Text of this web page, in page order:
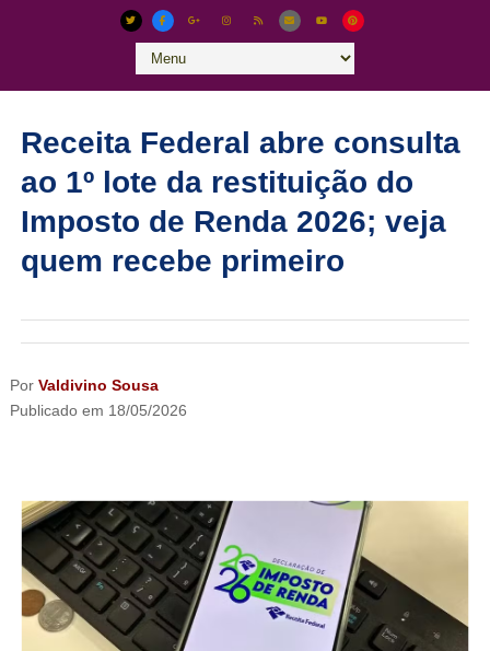
Receita Federal abre consulta
ao 1º lote da restituição do
Imposto de Renda 2026; veja
quem recebe primeiro
Por Valdivino Sousa
Publicado em 18/05/2026